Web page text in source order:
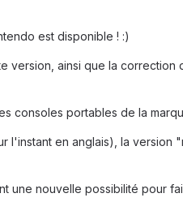
est disponible ! :)
version, ainsi que la
consoles portables de la
l'instant en anglais), la version
une nouvelle possibilité pour